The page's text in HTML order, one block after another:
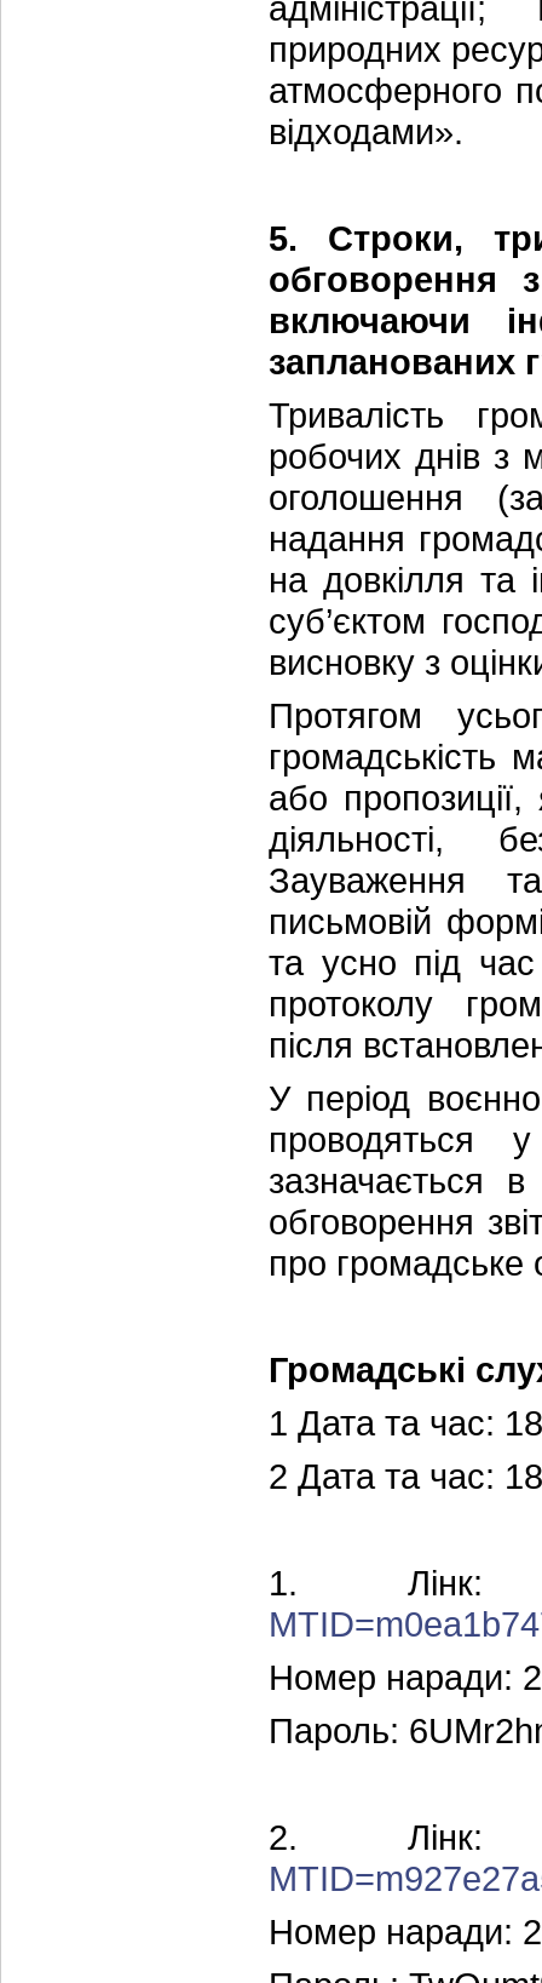
природних
атмосферного
відходами».
5. Строки,
обговорення
включаючи
запланованих
Тривалість
робочих днів з
оголошення
надання
на довкілля та
суб’єктом
висновку з
Протягом
громадськість
або
діяльності,
Зауваження
письмовій
та усно під
протоколу
після
У період
проводяться
зазначається
обговорення
про громадське
Громадські
1 Дата та час:
2 Дата та час:
1.
Номер наради:
Пароль:
2.
Номер наради: